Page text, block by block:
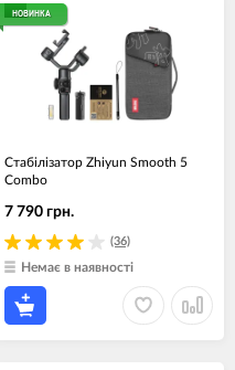
НОВИНКА
Стабілізатор Zhiyun Smooth 5
Combo
(36)
7 790 грн.
Немає в наявності